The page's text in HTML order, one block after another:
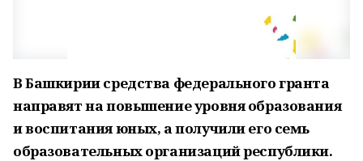
В Башкирии средства федерального гранта
направят на повышение уровня образования
и воспитания юных, а получили его семь
образовательных организаций республики.